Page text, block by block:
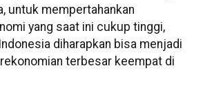
untuk mempertahankan
yang saat ini cukup tinggi,
diharapkan bisa menjadi
terbesar keempat di